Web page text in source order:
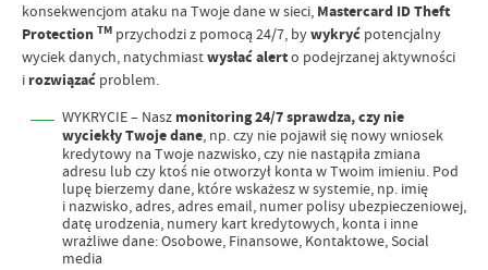
konsekwencjom ataku na Twoje dane w sieci, Mastercard ID Theft
Protection TM przychodzi z pomocą 24/7, bywykryć potencjalny
wyciek danych, natychmiastwysłać alerto podejrzanej aktywności
i rozwiązać problem.
WYKRYCIE – Nasz monitoring 24/7 sprawdza, czy nie
wyciekły Twoje dane, np. czy nie pojawił się nowy wniosek
kredytowy na Twoje nazwisko, czy nie nastąpiła zmiana
adresu lub czy ktoś nie otworzył konta w Twoim imieniu. Pod
lupę bierzemy dane, które wskażesz w systemie, np. imię
i nazwisko, adres, adres email, numer polisy ubezpieczeniowej,
datę urodzenia, numery kart kredytowych, konta i inne
wrażliwe dane: Osobowe, Finansowe, Kontaktowe, Social
media